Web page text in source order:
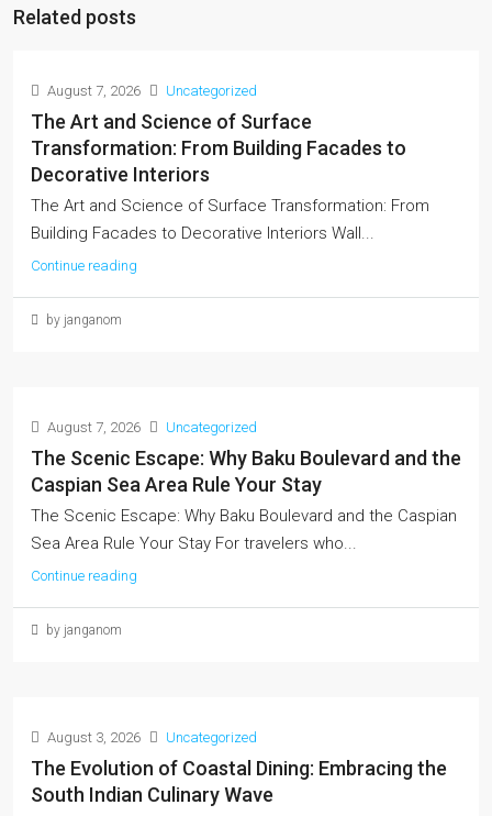
Related posts
August 7, 2026 Uncategorized
The Art and Science of Surface
Transformation: From Building Facades to
Decorative Interiors
The Art and Science of Surface Transformation: From
Building Facades to Decorative Interiors Wall...
Continue reading
by janganom
August 7, 2026 Uncategorized
The Scenic Escape: Why Baku Boulevard and the
Caspian Sea Area Rule Your Stay
The Scenic Escape: Why Baku Boulevard and the Caspian
Sea Area Rule Your Stay For travelers who...
Continue reading
by janganom
August 3, 2026 Uncategorized
The Evolution of Coastal Dining: Embracing the
South Indian Culinary Wave